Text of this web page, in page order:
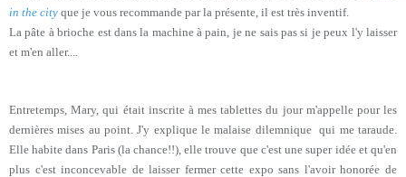
in the city que je vous recommande par la présente, il est très inventif.
La pâte à brioche est dans la machine à pain, je ne sais pas si je peux l'y laisser
et m'en aller....
Entretemps, Mary, qui était inscrite à mes tablettes du jour m'appelle pour les
dernières mises au point. J'y explique le malaise dilemnique qui me taraude.
Elle habite dans Paris (la chance!!), elle trouve que c'est une super idée et qu'en
plus c'est inconcevable de laisser fermer cette expo sans l'avoir honorée de